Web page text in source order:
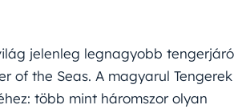
jelenleg legnagyobb tengerjáró
of the Seas. A magyarul Tengerek
több mint háromszor olyan